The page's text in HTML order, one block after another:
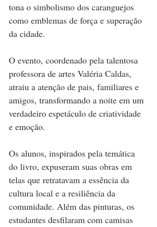
tona o simbolismo dos caranguejos
como emblemas de força e superação
da cidade.
O evento, coordenado pela talentosa
professora de artes Valéria Caldas,
atraiu a atenção de pais, familiares e
amigos, transformando a noite em um
verdadeiro espetáculo de criatividade
e emoção.
Os alunos, inspirados pela temática
do livro, expuseram suas obras em
telas que retratavam a essência da
cultura local e a resiliência da
comunidade. Além das pinturas, os
estudantes desfilaram com camisas